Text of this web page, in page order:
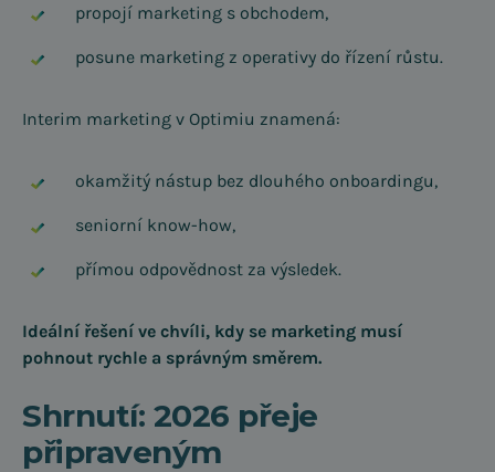
propojí marketing s obchodem,
posune marketing z operativy do řízení růstu.
Interim marketing v Optimiu znamená:
okamžitý nástup bez dlouhého onboardingu,
seniorní know-how,
přímou odpovědnost za výsledek.
Ideální řešení ve chvíli, kdy se marketing musí
pohnout rychle a správným směrem.
Shrnutí: 2026 přeje
připraveným